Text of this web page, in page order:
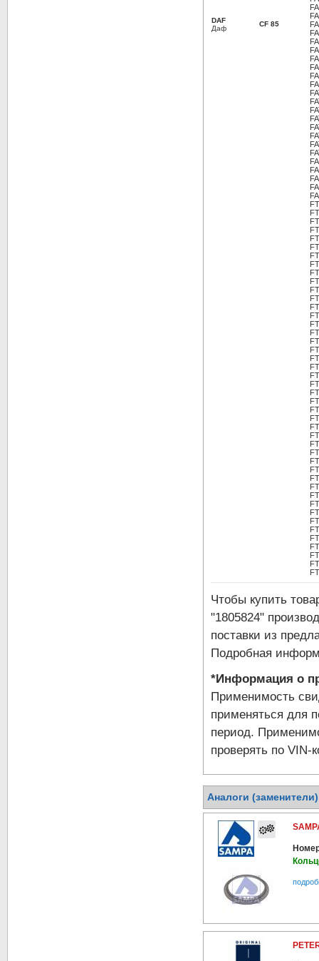
DAF
Даф
CF 85
Чтобы купить
"1805824"
поставки из
Подробная
*Информация о
Применимость
применяться для
период.
проверять по VIN-
Аналоги